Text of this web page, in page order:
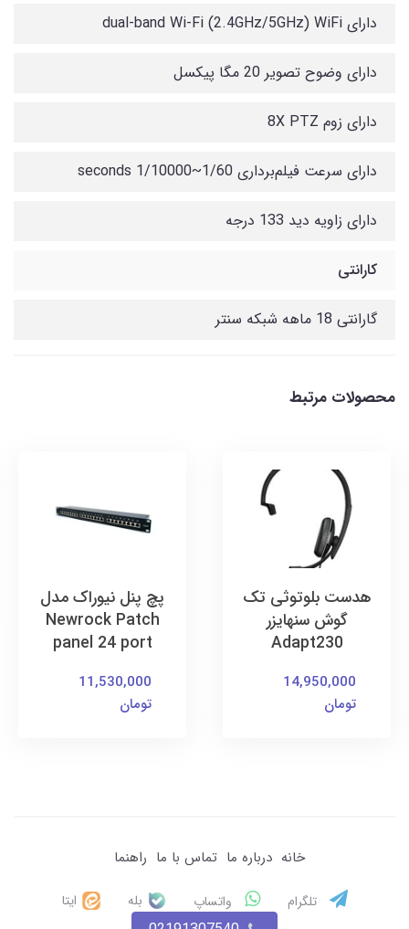
دارای dual-band Wi-Fi (2.4GHz/5GHz) WiFi
دارای وضوح تصویر 20 مگا پیکسل
دارای زوم 8X PTZ
دارای سرعت فیلم‌برداری 1/60~1/10000 seconds
دارای زاویه دید 133 درجه
کارانتی
گارانتی 18 ماهه شبکه سنتر
محصولات مرتبط
هدست بلوتوثی تک
گوش سنهایزر
Adapt230
14,950,000
تومان
پچ پنل نیوراک مدل
Newrock Patch
panel 24 port
11,530,000
تومان
خانه درباره ما تماس با ما راهنما
تلگرام واتساپ بله ایتا